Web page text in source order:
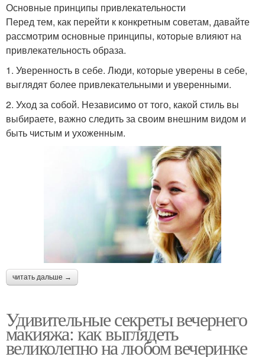
Основные принципы привлекательности
Перед тем, как перейти к конкретным советам, давайте
рассмотрим основные принципы, которые влияют на
привлекательность образа.
1. Уверенность в себе. Люди, которые уверены в себе,
выглядят более привлекательными и уверенными.
2. Уход за собой. Независимо от того, какой стиль вы
выбираете, важно следить за своим внешним видом и
быть чистым и ухоженным.
читать дальше →
Удивительные секреты вечернего
макияжа: как выглядеть
великолепно на любом вечеринке